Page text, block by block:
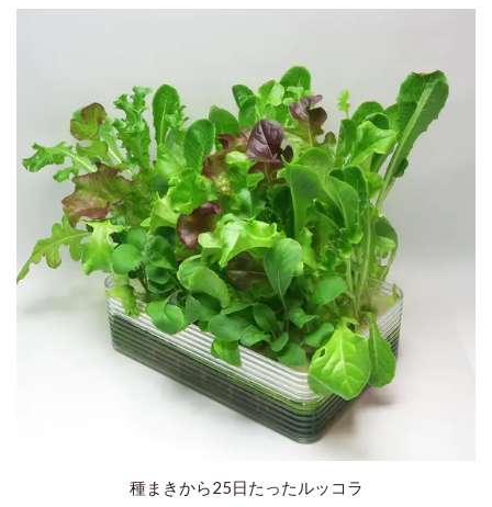
種まきから25日たったルッコラ